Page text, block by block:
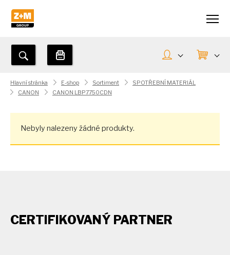
Hlavní stránka E-shop Sortiment
SPOTŘEBNÍ MATERIÁL
CANON
CANON LBP7750CDN
Nebyly nalezeny žádné produkty.
CERTIFIKOVANÝ PARTNER